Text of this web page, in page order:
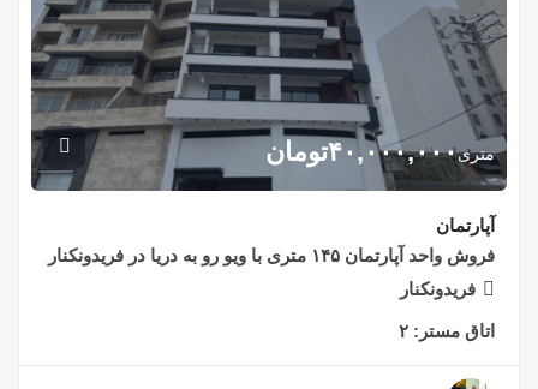
متری۴۰,۰۰۰,۰۰۰تومان
آپارتمان
فروش واحد آپارتمان ۱۴۵ متری با ویو رو به دریا در فریدونکنار
فریدونکنار
اتاق مستر: ۲